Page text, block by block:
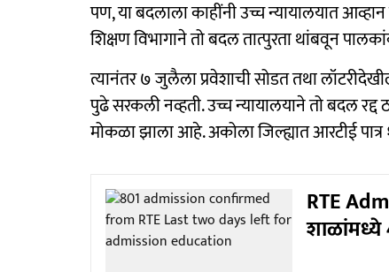
पण, या बदलाला काहींनी उच्च न्यायालयात
शिक्षण विभागाने तो बदल तात्पुरता थांबवून
त्यानंतर ७ जुलैला प्रवेशाची सोडत तथा लॉटरीदेखील
पुढे सरकली नव्हती. उच्च न्यायालयाने तो बदल रद्द
मोकळा झाला आहे. अकोला जिल्ह्यात आरटीई
RTE
शाळांमध्ये